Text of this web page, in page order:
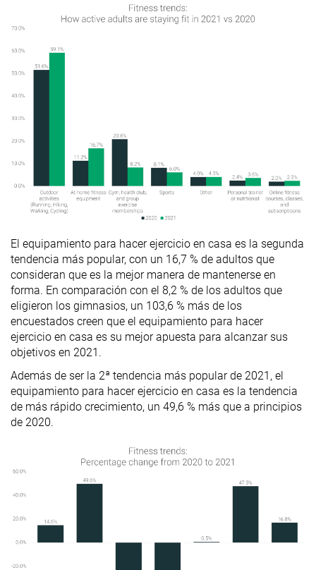
El equipamiento para hacer ejercicio en casa es la segunda
tendencia más popular, con un 16,7 % de adultos que
consideran que es la mejor manera de mantenerse en
forma. En comparación con el 8,2 % de los adultos que
eligieron los gimnasios, un 103,6 % más de los
encuestados creen que el equipamiento para hacer
ejercicio en casa es su mejor apuesta para alcanzar sus
objetivos en 2021.
Además de ser la 2ª tendencia más popular de 2021, el
equipamiento para hacer ejercicio en casa es la tendencia
de más rápido crecimiento, un 49,6 % más que a principios
de 2020.